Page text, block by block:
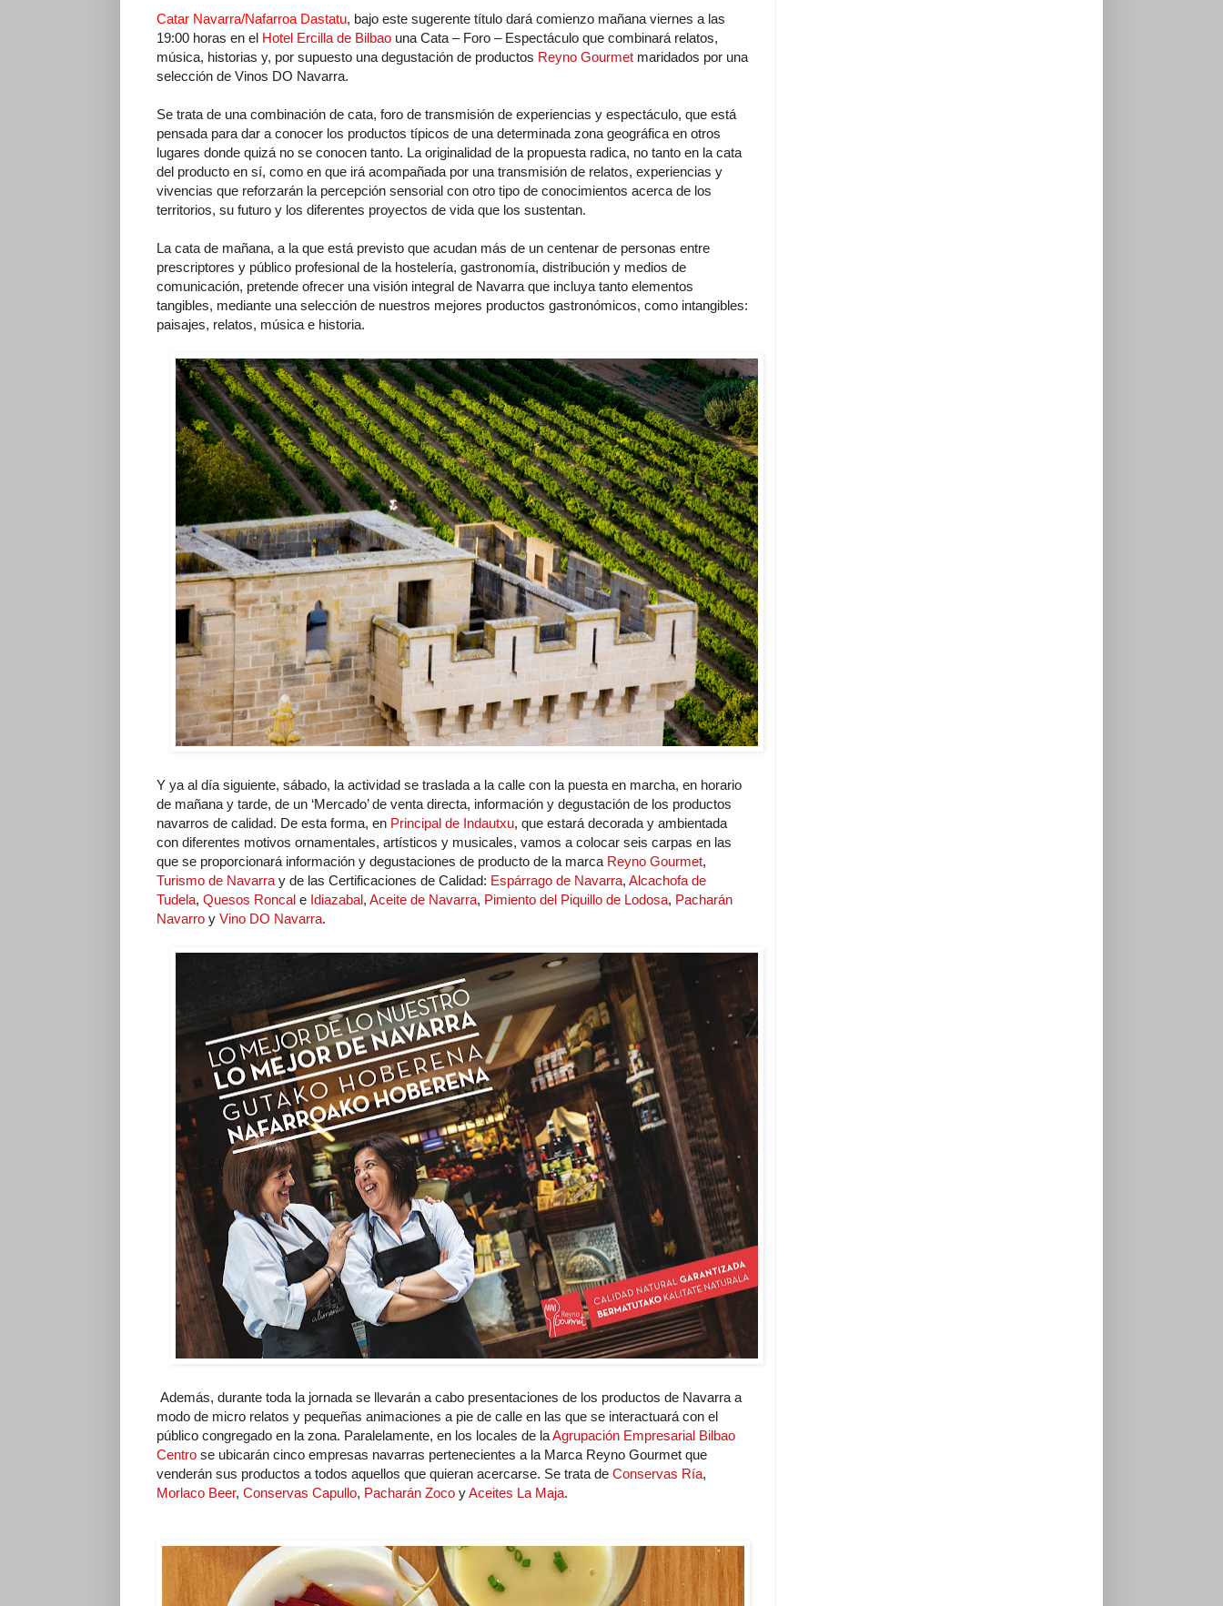
Catar Navarra/Nafarroa Dastatu, bajo este sugerente título dará comienzo mañana viernes a las
19:00 horas en el Hotel Ercilla de Bilbao una Cata – Foro – Espectáculo que combinará relatos,
música, historias y, por supuesto una degustación de productos Reyno Gourmet maridados por una
selección de Vinos DO Navarra.
Se trata de una combinación de cata, foro de transmisión de experiencias y espectáculo, que está
pensada para dar a conocer los productos típicos de una determinada zona geográfica en otros
lugares donde quizá no se conocen tanto. La originalidad de la propuesta radica, no tanto en la cata
del producto en sí, como en que irá acompañada por una transmisión de relatos, experiencias y
vivencias que reforzarán la percepción sensorial con otro tipo de conocimientos acerca de los
territorios, su futuro y los diferentes proyectos de vida que los sustentan.
La cata de mañana, a la que está previsto que acudan más de un centenar de personas entre
prescriptores y público profesional de la hostelería, gastronomía, distribución y medios de
comunicación, pretende ofrecer una visión integral de Navarra que incluya tanto elementos
tangibles, mediante una selección de nuestros mejores productos gastronómicos, como intangibles:
paisajes, relatos, música e historia.
Y ya al día siguiente, sábado, la actividad se traslada a la calle con la puesta en marcha, en horario
de mañana y tarde, de un ‘Mercado’ de venta directa, información y degustación de los productos
navarros de calidad. De esta forma, en Principal de Indautxu, que estará decorada y ambientada
con diferentes motivos ornamentales, artísticos y musicales, vamos a colocar seis carpas en las
que se proporcionará información y degustaciones de producto de la marca Reyno Gourmet,
Turismo de Navarra y de las Certificaciones de Calidad: Espárrago de Navarra, Alcachofa de
Tudela, Quesos Roncal e Idiazabal, Aceite de Navarra, Pimiento del Piquillo de Lodosa, Pacharán
Navarro y Vino DO Navarra.
Además, durante toda la jornada se llevarán a cabo presentaciones de los productos de Navarra a
modo de micro relatos y pequeñas animaciones a pie de calle en las que se interactuará con el
público congregado en la zona. Paralelamente, en los locales de laAgrupación Empresarial Bilbao
Centro se ubicarán cinco empresas navarras pertenecientes a la Marca Reyno Gourmet que
venderán sus productos a todos aquellos que quieran acercarse. Se trata de Conservas Ría,
Morlaco Beer, Conservas Capullo, Pacharán Zoco yAceites La Maja.